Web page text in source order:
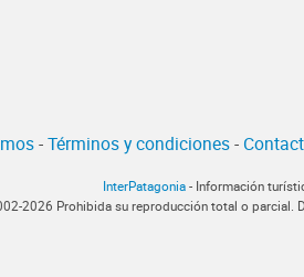
-Términos y condiciones-
InterPatagonia - Información
2026 Prohibida su reproducción total o parcial.